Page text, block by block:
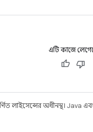
এটি কাজে
লাইসেন্সের অধীনস্থ। Java